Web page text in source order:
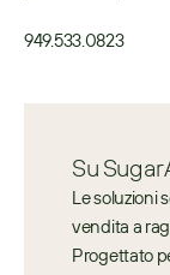
949.533.0823
Su
Le soluzioni
vendita a
Progettato